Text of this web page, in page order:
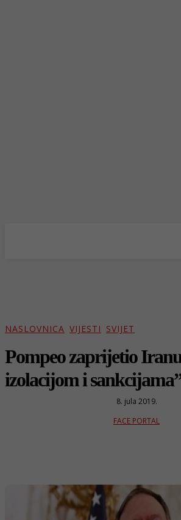
NASLOVNICA VIJESTI SVIJET
Pompeo zaprijetio
izolacijom i
8. jula 2019.
FACE PORTAL